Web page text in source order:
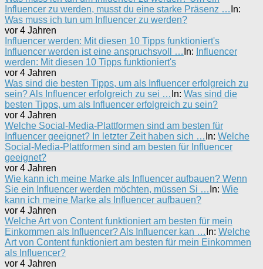
Influencer zu werden, musst du eine starke Präsenz … In:
Was muss ich tun um Influencer zu werden?
vor 4 Jahren
Influencer werden: Mit diesen 10 Tipps funktioniert's
Influencer werden ist eine anspruchsvoll … In: Influencer
werden: Mit diesen 10 Tipps funktioniert's
vor 4 Jahren
Was sind die besten Tipps, um als Influencer erfolgreich zu
sein? Als Influencer erfolgreich zu sei … In: Was sind die
besten Tipps, um als Influencer erfolgreich zu sein?
vor 4 Jahren
Welche Social-Media-Plattformen sind am besten für
Influencer geeignet? In letzter Zeit haben sich … In: Welche
Social-Media-Plattformen sind am besten für Influencer
geeignet?
vor 4 Jahren
Wie kann ich meine Marke als Influencer aufbauen? Wenn
Sie ein Influencer werden möchten, müssen Si … In: Wie
kann ich meine Marke als Influencer aufbauen?
vor 4 Jahren
Welche Art von Content funktioniert am besten für mein
Einkommen als Influencer? Als Influencer kan … In: Welche
Art von Content funktioniert am besten für mein Einkommen
als Influencer?
vor 4 Jahren